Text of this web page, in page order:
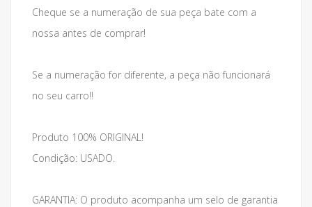
Cheque se a numeração de sua peça bate com a
nossa antes de comprar!
Se a numeração for diferente, a peça não funcionará
no seu carro!!
Produto 100% ORIGINAL!
Condição: USADO.
GARANTIA: O produto acompanha um selo de garantia